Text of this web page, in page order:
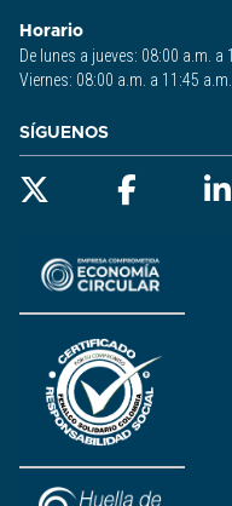
Horario
De lunes a jueves: 08:00 a.m.
Viernes: 08:00 a.m. a 11:45
SÍGUENOS